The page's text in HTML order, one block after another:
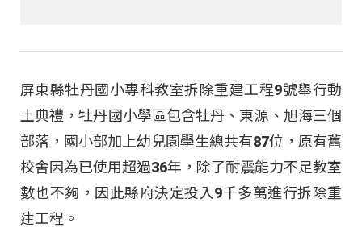
屏東縣牡丹國小專科教室拆除重建工程9號舉行動
土典禮，牡丹國小學區包含牡丹、東源、旭海三個
部落，國小部加上幼兒園學生總共有87位，原有舊
校舍因為已使用超過36年，除了耐震能力不足教室
數也不夠，因此縣府決定投入9千多萬進行拆除重
建工程。